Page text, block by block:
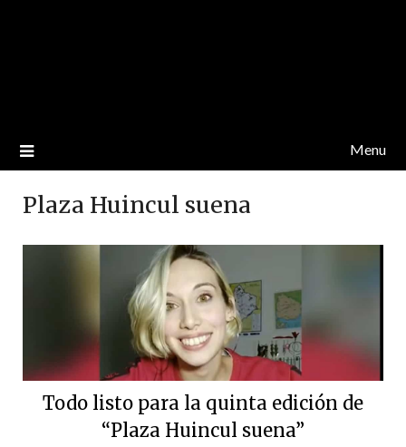
Menu
Plaza Huincul suena
Todo listo para la quinta edición de
“Plaza Huincul suena”